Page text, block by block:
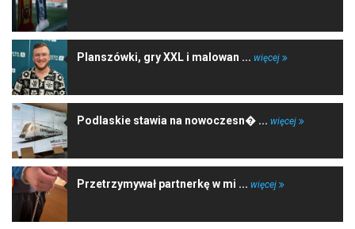
Planszówki, gry XXL i malowan ... więcej
Podlaskie stawia na nowoczesn� ... więcej
Przetrzymywał partnerkę w mi ... więcej